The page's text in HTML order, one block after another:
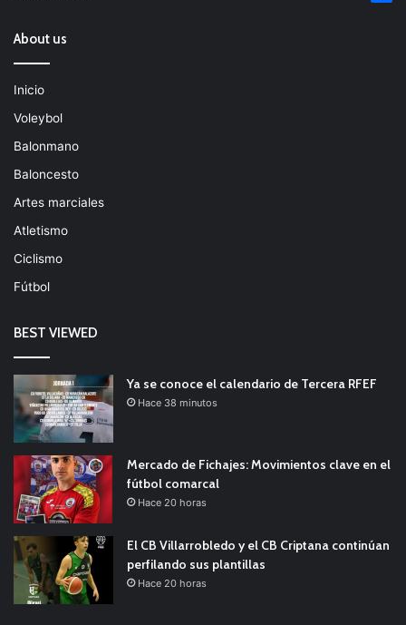
About us
Inicio
Voleybol
Balonmano
Baloncesto
Artes marciales
Atletismo
Ciclismo
Fútbol
BEST VIEWED
Ya se conoce el calendario de Tercera RFEF
Hace 38 minutos
Mercado de Fichajes: Movimientos clave en el
fútbol comarcal
Hace 20 horas
El CB Villarrobledo y el CB Criptana continúan
perfilando sus plantillas
Hace 20 horas